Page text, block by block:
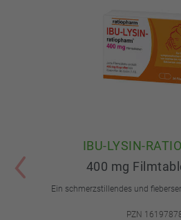
IBU-LYSIN-
400 mg
Ein schmerzstillendes und
PZN